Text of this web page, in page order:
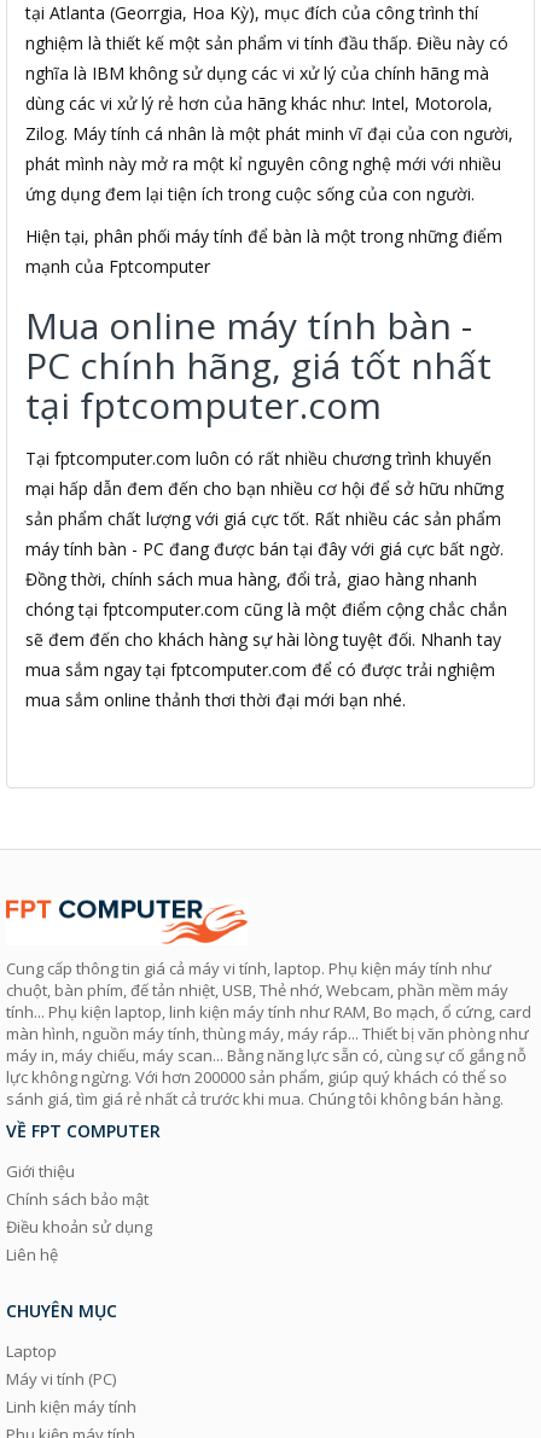
tại Atlanta (Georrgia, Hoa Kỳ), mục đích của công trình thí
nghiệm là thiết kế một sản phẩm vi tính đầu thấp. Điều này có
nghĩa là IBM không sử dụng các vi xử lý của chính hãng mà
dùng các vi xử lý rẻ hơn của hãng khác như: Intel, Motorola,
Zilog. Máy tính cá nhân là một phát minh vĩ đại của con người,
phát mình này mở ra một kỉ nguyên công nghệ mới với nhiều
ứng dụng đem lại tiện ích trong cuộc sống của con người.
Hiện tại, phân phối máy tính để bàn là một trong những điểm
mạnh của Fptcomputer
Mua online máy tính bàn -
PC chính hãng, giá tốt nhất
tại fptcomputer.com
Tại fptcomputer.com luôn có rất nhiều chương trình khuyến
mại hấp dẫn đem đến cho bạn nhiều cơ hội để sở hữu những
sản phẩm chất lượng với giá cực tốt. Rất nhiều các sản phẩm
máy tính bàn - PC đang được bán tại đây với giá cực bất ngờ.
Đồng thời, chính sách mua hàng, đổi trả, giao hàng nhanh
chóng tại fptcomputer.com cũng là một điểm cộng chắc chắn
sẽ đem đến cho khách hàng sự hài lòng tuyệt đối. Nhanh tay
mua sắm ngay tại fptcomputer.com để có được trải nghiệm
mua sắm online thảnh thơi thời đại mới bạn nhé.
Cung cấp thông tin giá cả máy vi tính, laptop. Phụ kiện máy tính như
chuột, bàn phím, đế tản nhiệt, USB, Thẻ nhớ, Webcam, phần mềm máy
tính... Phụ kiện laptop, linh kiện máy tính như RAM, Bo mạch, ổ cứng, card
màn hình, nguồn máy tính, thùng máy, máy ráp... Thiết bị văn phòng như
máy in, máy chiếu, máy scan... Bằng năng lực sẵn có, cùng sự cố gắng nỗ
lực không ngừng. Với hơn 200000 sản phẩm, giúp quý khách có thể so
sánh giá, tìm giá rẻ nhất cả trước khi mua. Chúng tôi không bán hàng.
VỀ FPT COMPUTER
Giới thiệu
Chính sách bảo mật
Điều khoản sử dụng
Liên hệ
CHUYÊN MỤC
Laptop
Máy vi tính (PC)
Linh kiện máy tính